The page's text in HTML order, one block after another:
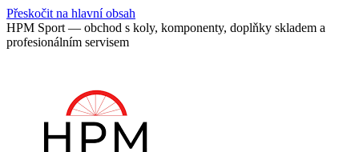
Přeskočit na hlavní obsah
HPM Sport — obchod s koly, komponenty, doplňky skladem a
profesionálním servisem